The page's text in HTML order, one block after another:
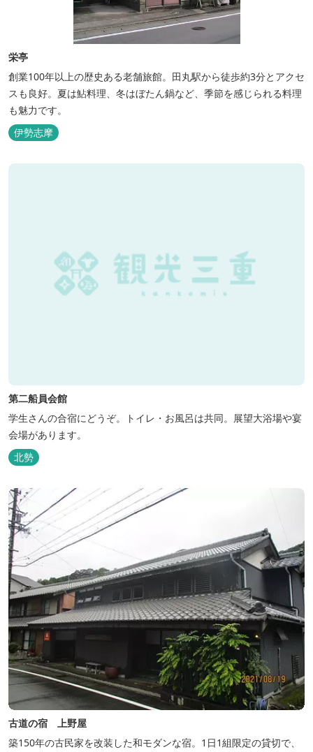
栄亭
創業100年以上の歴史ある老舗旅館。田丸駅から徒歩約3分とアクセ
スも良好。夏は鮎料理、冬はぼたん鍋など、季節を感じられる料理
も魅力です。
伊勢志摩
第二船員会館
学生さんの合宿にどうぞ。トイレ・お風呂は共同。展望大浴場や宴
会場があります。
北勢
古道の宿 上野屋
築150年の古民家を改装した和モダンな宿。1日1組限定の貸切で、